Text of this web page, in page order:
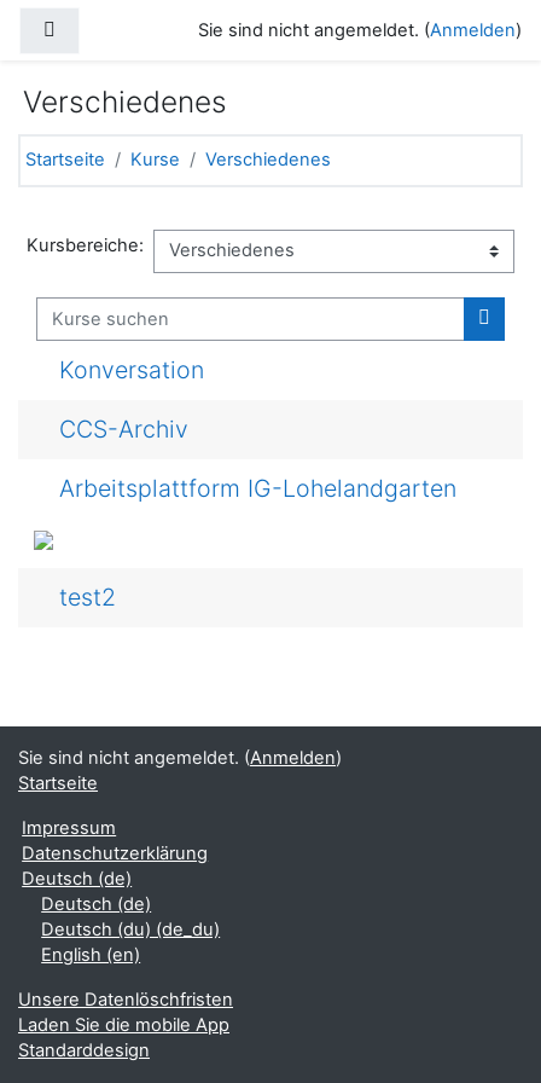
Website-ÜbersichtSie sind nicht angemeldet. (Anmelden)
Verschiedenes
Startseite Kurse Verschiedenes
Kursbereiche:
Kurse suchen
Kurse
Konversation
CCS-Archiv
Arbeitsplattform IG-Lohelandgarten
test2
Sie sind nicht angemeldet. (Anmelden)
Startseite
Impressum
Datenschutzerklärung
Deutsch ‎(de)‎
Deutsch ‎(de)‎
Deutsch (du) ‎(de_du)‎
English ‎(en)‎
Unsere Datenlöschfristen
Laden Sie die mobile App
Standarddesign